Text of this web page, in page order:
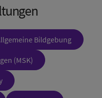
Bildgebung
(MSK)